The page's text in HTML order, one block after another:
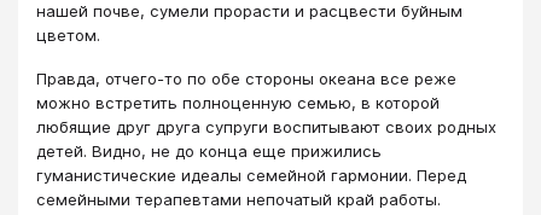
нашей почве, сумели прорасти и расцвести буйным
цветом.
Правда, отчего-то по обе стороны океана все реже
можно встретить полноценную семью, в которой
любящие друг друга супруги воспитывают своих родных
детей. Видно, не до конца еще прижились
гуманистические идеалы семейной гармонии. Перед
семейными терапевтами непочатый край работы.